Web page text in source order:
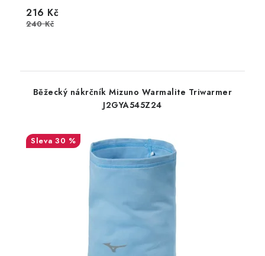
216 Kč
240 Kč
Běžecký nákrčník Mizuno Warmalite Triwarmer
J2GYA545Z24
30 %